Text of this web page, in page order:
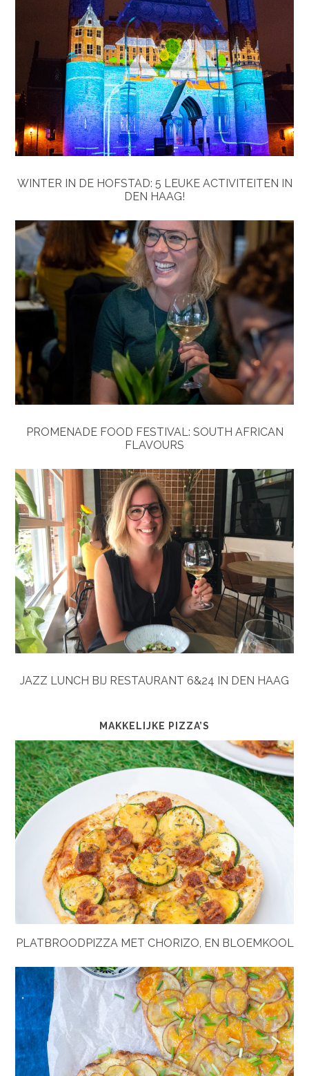
WINTER IN DE HOFSTAD: 5 LEUKE ACTIVITEITEN IN
DEN HAAG!
PROMENADE FOOD FESTIVAL: SOUTH AFRICAN
FLAVOURS
JAZZ LUNCH BIJ RESTAURANT 6&24 IN DEN HAAG
MAKKELIJKE PIZZA’S
PLATBROODPIZZA MET CHORIZO, EN BLOEMKOOL